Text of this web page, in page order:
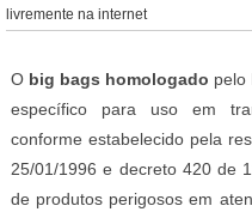
livremente na internet
O big bags homologado pelo
específico para uso em
conforme estabelecido pela
25/01/1996 e decreto 420 de
de produtos perigosos em